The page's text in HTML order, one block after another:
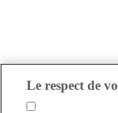
Le respect de